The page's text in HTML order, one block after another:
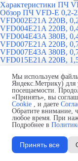
Характеристики ПЧ
Обзор ПЧ VFD-E 0,2-
VFD002E21A 220В,
VFD004E21A 220В,
VFD004E43A 380В,
VFD007E21A 220В,
VFD007E43A 380В,
VFD015E21A 220В,
VFD015E43A 380В,
VFD022E21A 220В,
VFD002E21P 220В,
VFD004E21P 220В,
VFD007E21P 220В,
VFD002E21T 220В,
VFD004E21T 220В,
VFD007E21T 220В,
VFD022E43A 380В,
VFD037E43A 380В,
VFD055E43A 380В,
VFD075E43A 380В,
Мы используем
Яндекс.Метрику) для
посещаемости.
«Принять», вы
Cookie , и даете
Обратите внимание,
любое время. При
Подробнее в
Принять все